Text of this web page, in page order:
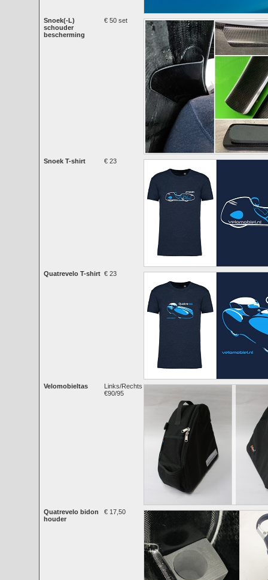
Snoek(-L)
schouder
bescherming
€ 50 set
Snoek T-shirt € 23
Quatrevelo T-shirt € 23
Velomobieltas
Links/Rechts
€90/95
Quatrevelo bidon
houder
€ 17,50